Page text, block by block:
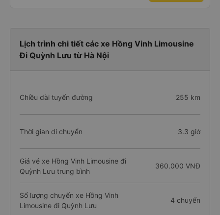
Lịch trình chi tiết các xe Hồng Vinh Limousine
Đi Quỳnh Lưu từ Hà Nội
Chiều dài tuyến đường 255 km
Thời gian di chuyển 3.3 giờ
Giá vé xe Hồng Vinh Limousine đi
Quỳnh Lưu trung bình
360.000 VNĐ
Số lượng chuyến xe Hồng Vinh
Limousine đi Quỳnh Lưu
4 chuyến